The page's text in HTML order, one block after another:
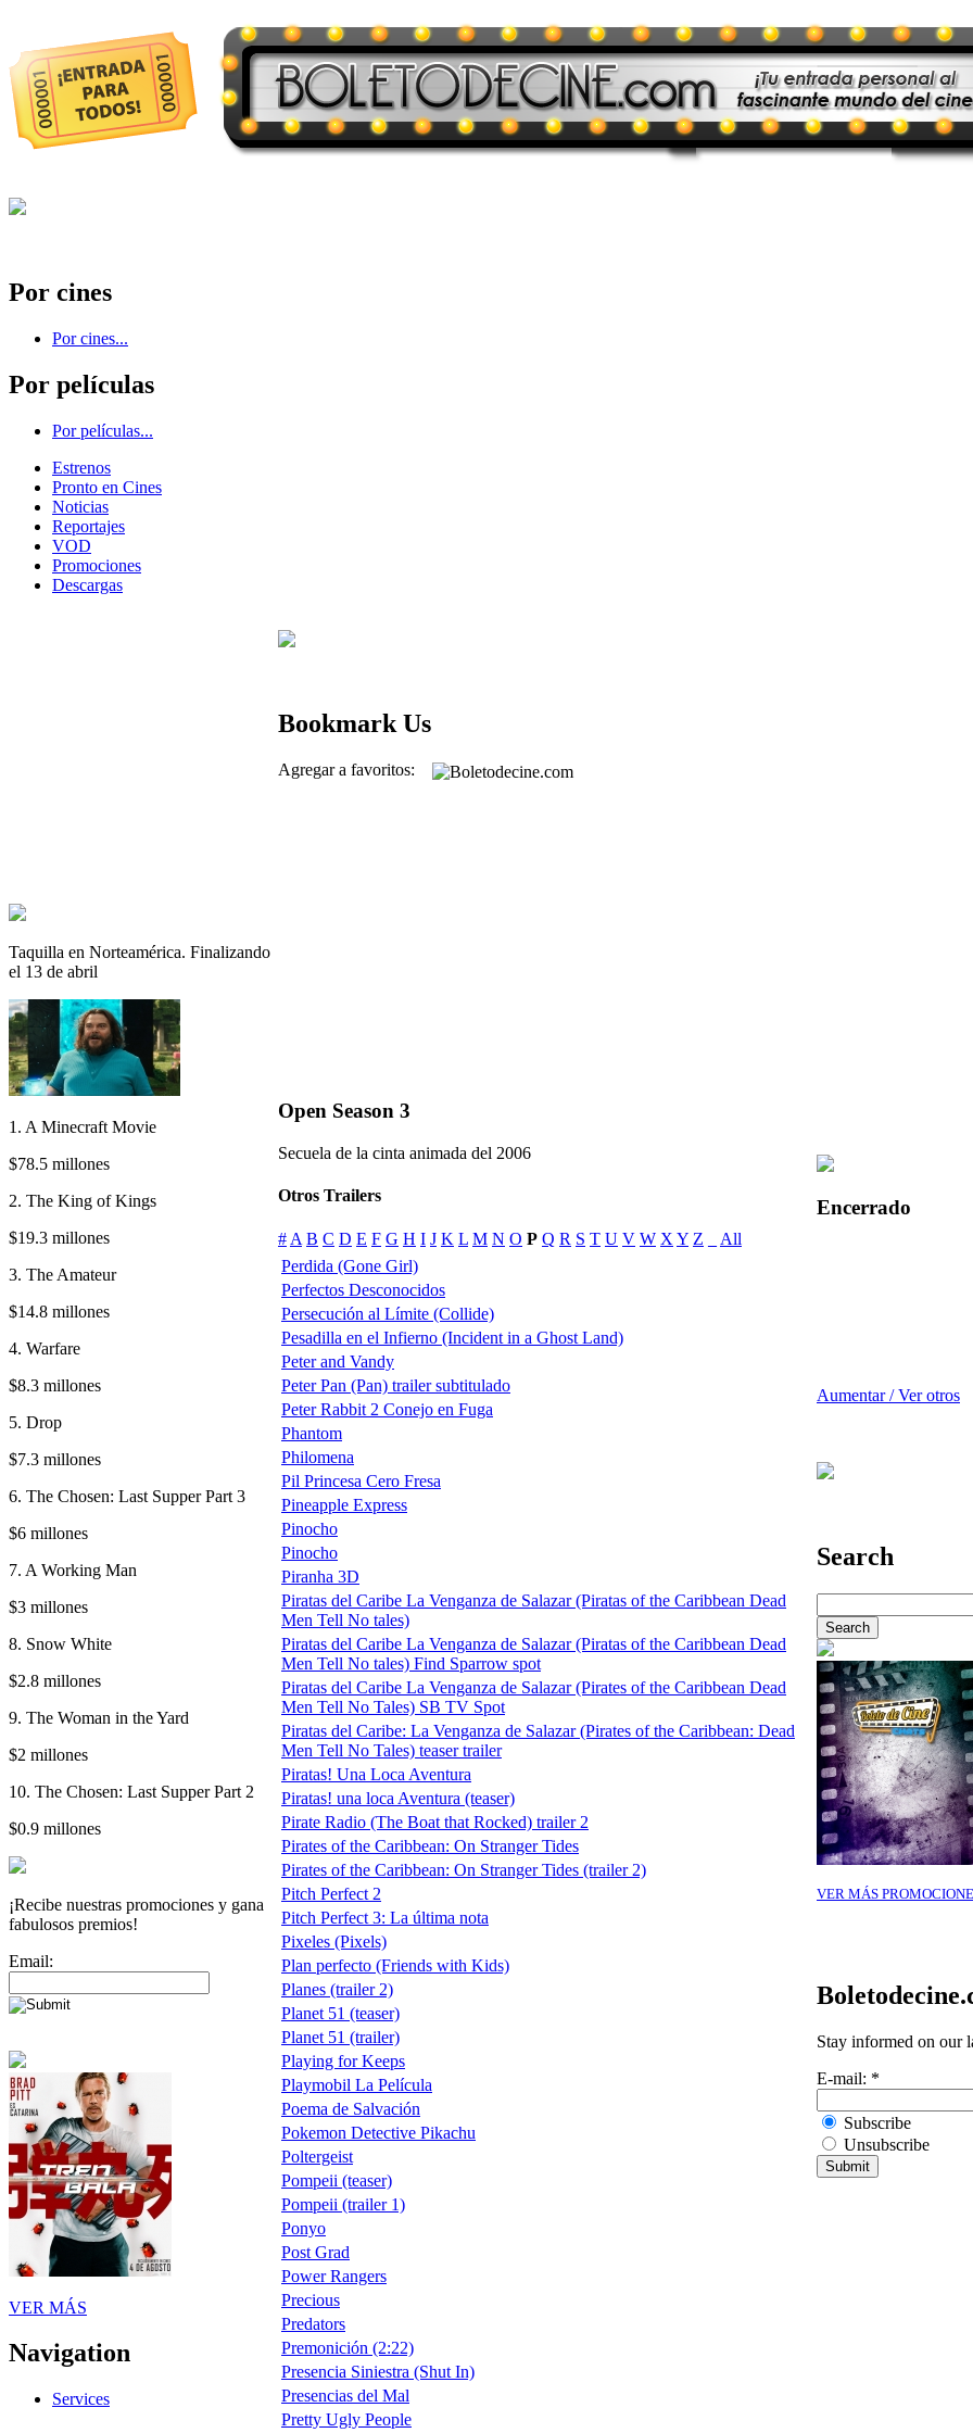
Por cines
Por cines...
Por películas
Por películas...
Estrenos
Pronto en Cines
Noticias
Reportajes
VOD
Promociones
Descargas
Taquilla en Norteamérica. Finalizando
el 13 de abril
1. A Minecraft Movie
$78.5 millones
2. The King of Kings
$19.3 millones
3. The Amateur
$14.8 millones
4. Warfare
$8.3 millones
5. Drop
$7.3 millones
6. The Chosen: Last Supper Part 3
$6 millones
7. A Working Man
$3 millones
8. Snow White
$2.8 millones
9. The Woman in the Yard
$2 millones
10. The Chosen: Last Supper Part 2
$0.9 millones
¡Recibe nuestras promociones y gana
fabulosos premios!
Email:
VER MÁS
Navigation
Services
Bookmark Us
Agregar a favoritos:
Open Season 3
Secuela de la cinta animada del 2006
Otros Trailers
# A B C D E F G H I J K L M N O P Q R S T U V W X Y Z
All
Perdida (Gone Girl)
Perfectos Desconocidos
Persecución al Límite (Collide)
Pesadilla en el Infierno (Incident in a Ghost Land)
Peter and Vandy
Peter Pan (Pan) trailer subtitulado
Peter Rabbit 2 Conejo en Fuga
Phantom
Philomena
Pil Princesa Cero Fresa
Pineapple Express
Pinocho
Pinocho
Piranha 3D
Piratas del Caribe La Venganza de Salazar (Piratas of the Caribbean Dead
Men Tell No tales)
Piratas del Caribe La Venganza de Salazar (Piratas of the Caribbean Dead
Men Tell No tales) Find Sparrow spot
Piratas del Caribe La Venganza de Salazar (Pirates of the Caribbean Dead
Men Tell No Tales) SB TV Spot
Piratas del Caribe: La Venganza de Salazar (Pirates of the Caribbean: Dead
Men Tell No Tales) teaser trailer
Piratas! Una Loca Aventura
Piratas! una loca Aventura (teaser)
Pirate Radio (The Boat that Rocked) trailer 2
Pirates of the Caribbean: On Stranger Tides
Pirates of the Caribbean: On Stranger Tides (trailer 2)
Pitch Perfect 2
Pitch Perfect 3: La última nota
Pixeles (Pixels)
Plan perfecto (Friends with Kids)
Planes (trailer 2)
Planet 51 (teaser)
Planet 51 (trailer)
Playing for Keeps
Playmobil La Película
Poema de Salvación
Pokemon Detective Pikachu
Poltergeist
Pompeii (teaser)
Pompeii (trailer 1)
Ponyo
Post Grad
Power Rangers
Precious
Predators
Premonición (2:22)
Presencia Siniestra (Shut In)
Presencias del Mal
Pretty Ugly People
Encerrado
Aumentar / Ver otros
Search
VER MÁS
Stay informed on our
E-mail: *
Subscribe
Unsubscribe